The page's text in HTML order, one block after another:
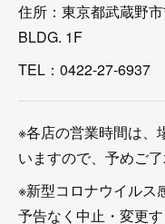
住所：東京都武蔵野
BLDG. 1F
TEL：0422-27-6937
※各店の営業時間は、
いますので、予めご了
※新型コロナウイルス
予告なく中止・変更